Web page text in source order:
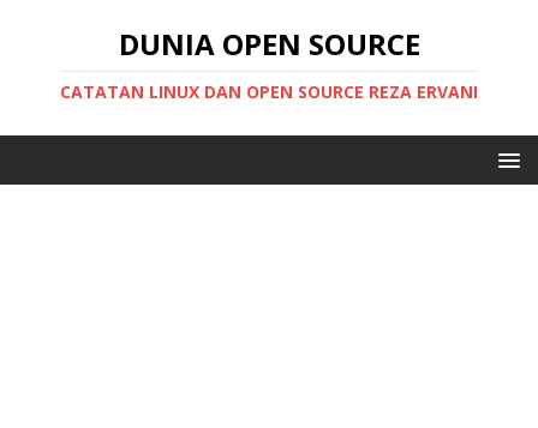
DUNIA OPEN SOURCE
CATATAN LINUX DAN OPEN SOURCE REZA ERVANI